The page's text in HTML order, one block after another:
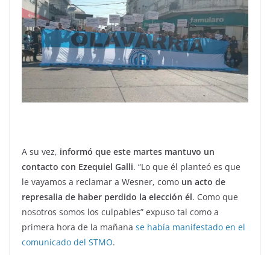
A su vez, informó que este martes mantuvo un
contacto con Ezequiel Galli. “Lo que él planteó es que
le vayamos a reclamar a Wesner, como un acto de
represalia de haber perdido la elección él. Como que
nosotros somos los culpables” expuso tal como a
primera hora de la mañana se había manifestado en el
comunicado del STMO.